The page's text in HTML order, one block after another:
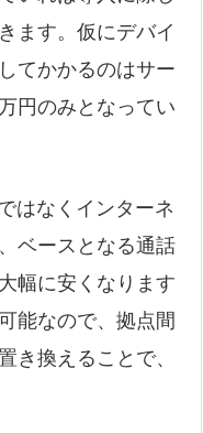
ます。仮にデバイ
てかかるのはサー
円のみとなってい
はなくインターネ
ベースとなる通話
幅に安くなります
能なので、拠点間
き換えることで、